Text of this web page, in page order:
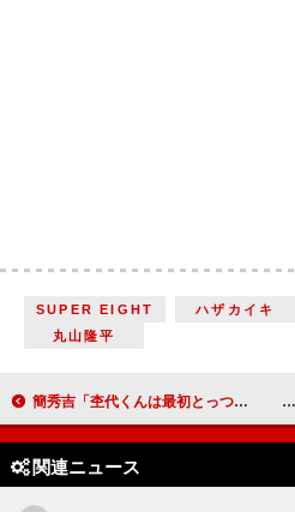
SUPER EIGHT ハザカイキ
丸山隆平
簡秀吉「杢代くんは最初とっつきにくい印象だった」杢代和人「簡さんがこんなに面白い人だったとは」 仮面ライダー2人が集大成対談「仮面ライダーギーツ ジャマト・アウェイキング」【インタビュー】
関連ニュース